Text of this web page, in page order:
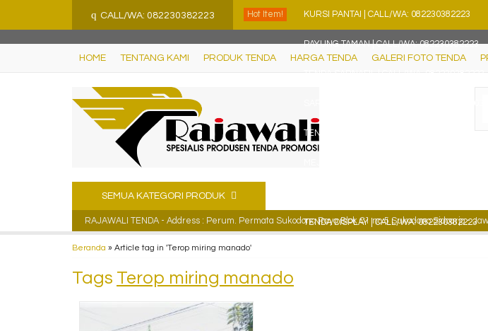
q CALL/WA: 082230382223 Hot Item! KURSI PANTAI | CALL/WA: 082230382223
PAYUNG TAMAN | CALL/WA: 082230382223
SARUNG TAPLAK MEJA | CALL/WA:
TENDA LIMAS | CALL/WA: 082230382223
TENDA DISPLAY | CALL/WA: 082230382223
HOME TENTANG KAMI PRODUK TENDA HARGA TENDA GALERI FOTO TENDA
SEMUA KATEGORI PRODUK
RAJAWALI TENDA - Address : Perum. Permata Sukodono Raya Blok C1 no.5 Sukodono Sidoarjo -
Beranda » Article tag in 'Terop miring manado'
Tags Terop miring manado